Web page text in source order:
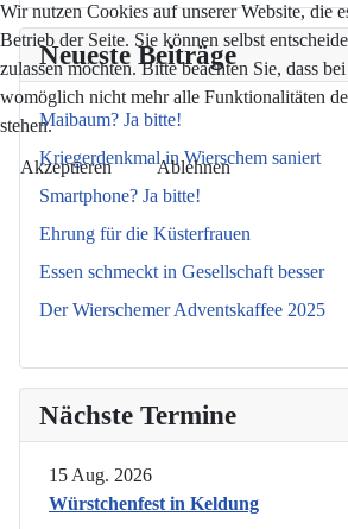
Neueste Beiträge
Maibaum? Ja bitte!
Kriegerdenkmal in Wierschem saniert
Smartphone? Ja bitte!
Ehrung für die Küsterfrauen
Essen schmeckt in Gesellschaft besser
Der Wierschemer Adventskaffee 2025
Nächste Termine
15 Aug. 2026
Würstchenfest in Keldung
Wir nutzen Cookies auf unserer Website, die
Betrieb der Seite. Sie können selbst
zulassen möchten. Bitte beachten Sie, dass
womöglich nicht mehr alle Funktionalitäten
stehen.
Akzeptieren Ablehnen